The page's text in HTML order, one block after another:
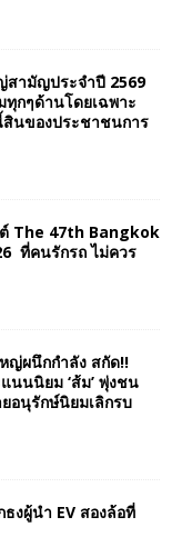
ามัญประจำปี 2569
กๆด้านโดยเฉพาะ
นของประชาชนการ
The 47th Bangkok
ที่คนรักรถ ไม่ควร
ญ่ผนึกกำลัง สกัด!!
นนนิยม ‘ส้ม’ พุ่งชน
อนุรักษ์นิยมเลิกรบ
งผู้นำ EV สองล้อที่